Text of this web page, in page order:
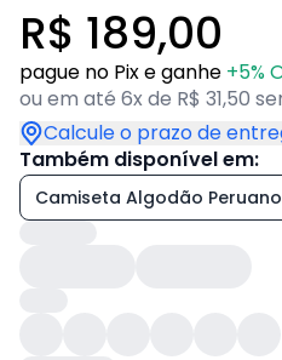
R$ 189,00
pague no Pix e ganhe +5%
ou em até 6x de R$ 31,50
Calcule o prazo de
Também disponível em:
Camiseta Algodão Peruano